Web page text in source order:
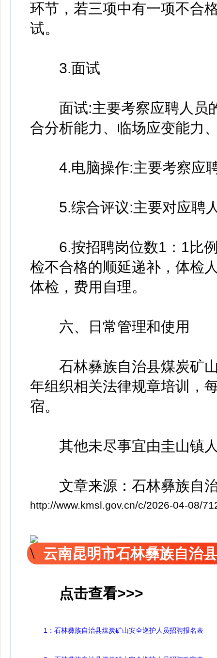
环节，若三项中有一项不合
试。
3.面试
面试:主要考察应聘人员
合分析能力、临场应变能力
4.电脑操作:主要考察应聘
5.综合评议:主要对应聘
6.按招聘岗位数1：1比例
检不合格的顺延递补，体检
体检，费用自理。
六、日常管理和使用
石林彝族自治县煤炭矿山
年组织相关法律规章培训，
宿。
其他未尽事宜由圭山镇人
文章来源：石林彝族自
http://www.kmsl.gov.cn/c/2026-04-08/
云南昆明市石林彝族自治
点击查看>>>
1：石林彝族自治县煤炭矿山安全巡护人员招聘报名表